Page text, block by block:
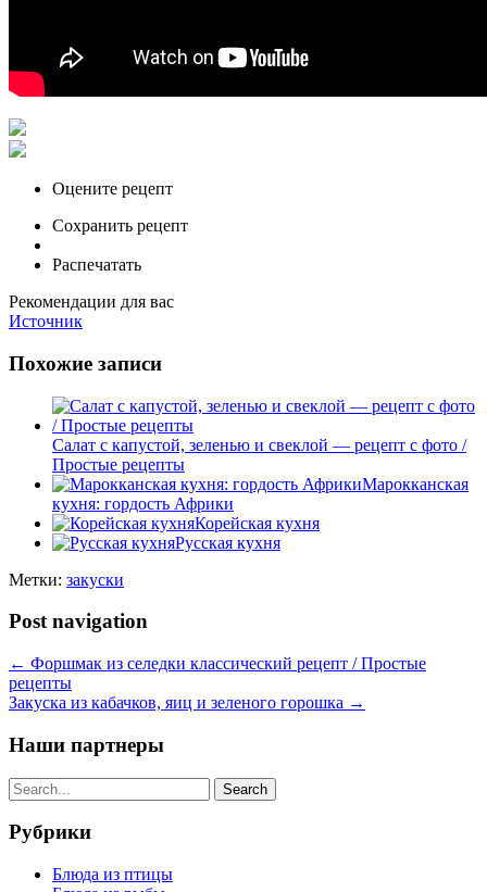
Оцените рецепт
Сохранить рецепт
Распечатать
Рекомендации для вас
Источник
Похожие записи
Салат с капустой, зеленью и свеклой — рецепт с фото /
Простые рецепты
Марокканская
кухня: гордость Африки
Корейская кухня
Русская кухня
Метки: закуски
Post navigation
← Форшмак из селедки классический рецепт / Простые
рецепты
Закуска из кабачков, яиц и зеленого горошка →
Наши партнеры
Рубрики
Блюда из птицы